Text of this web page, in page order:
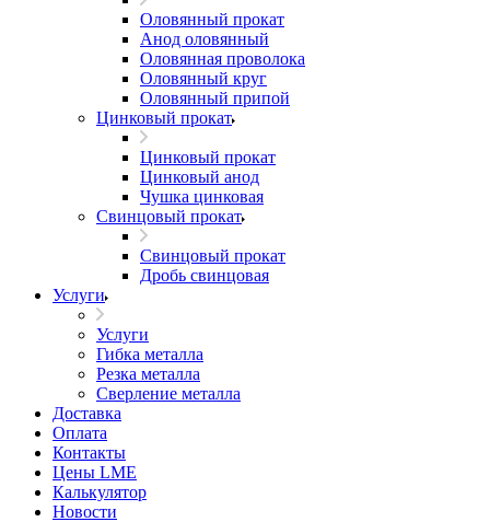
Оловянный прокат
Анод оловянный
Оловянная проволока
Оловянный круг
Оловянный припой
Цинковый прокат
Цинковый прокат
Цинковый анод
Чушка цинковая
Свинцовый прокат
Свинцовый прокат
Дробь свинцовая
Услуги
Услуги
Гибка металла
Резка металла
Сверление металла
Доставка
Оплата
Контакты
Цены LME
Калькулятор
Новости